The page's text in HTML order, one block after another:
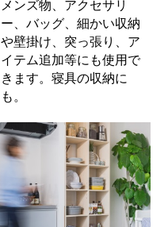
メンズ物、アクセサリ
ー、バッグ、細かい収納
や壁掛け、突っ張り、ア
イテム追加等にも使用で
きます。寝具の収納に
も。